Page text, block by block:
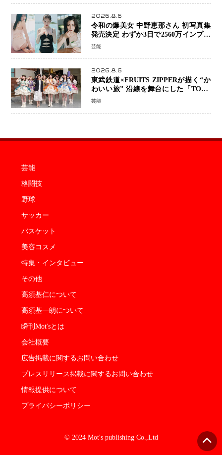
2026.8.6
令和の爆美女 中野恵那さん 初写真集
発売決定 わずか3日で2560万インプレ
ッションを記録した話題の美貌を凝縮
芸能
2026.8.6
東武鉄道×FRUITS ZIPPERが描く“か
わいい旅” 沿線を舞台にした「TOBU
KAWAII PROJECT」が開幕
芸能
芸能
格闘技
野球
サッカー
バスケット
美容コスメ
特集・インタビュー
その他
高須基仁について
高須基一朗について
瞬刊Mot'sとは
会社概要
広告掲載に関するお問い合わせ
プレスリリース掲載に関するお問い合わせ
情報提供について
プライバシーポリシー
© 2024 Mot's publishing Co.,Ltd